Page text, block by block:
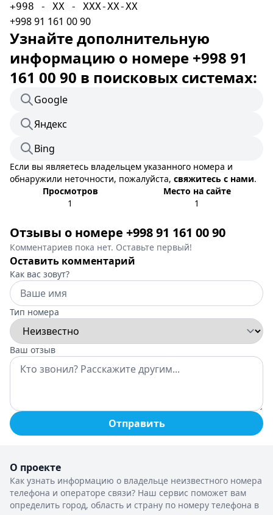
+998 - XX - XXX-XX-XX
+998 91 161 00 90
Узнайте дополнительную
информацию о номере +998 91
161 00 90 в поисковых системах:
Google
Яндекс
Bing
Если вы являетесь владельцем указанного номера и
обнаружили неточности, пожалуйста, свяжитесь с нами.
Просмотров
1
Место на сайте
1
Отзывы о номере +998 91 161 00 90
Комментариев пока нет. Оставьте первый!
Оставить комментарий
Как вас зовут?
Тип номера
Ваш отзыв
Отправить
О проекте
Как узнать информацию о владельце неизвестного номера
телефона и операторе связи? Наш сервис поможет вам
определить город, область и страну по номеру телефона в